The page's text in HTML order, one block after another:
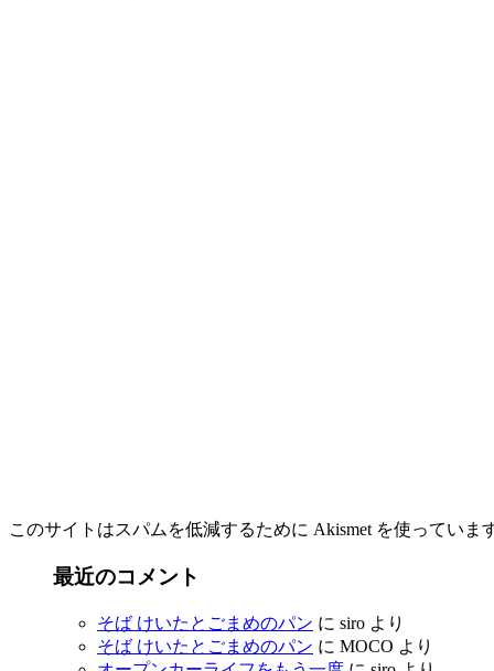
このサイトはスパムを低減するために Akismet を使っています
最近のコメント
そば けいたとごまめのパン に siro より
そば けいたとごまめのパン に MOCO より